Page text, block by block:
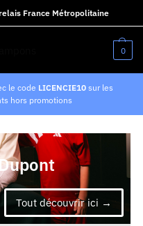
France Métropolitaine
0
le code LICENCIE10 sur les
hors promotions
Tout découvrir ici →